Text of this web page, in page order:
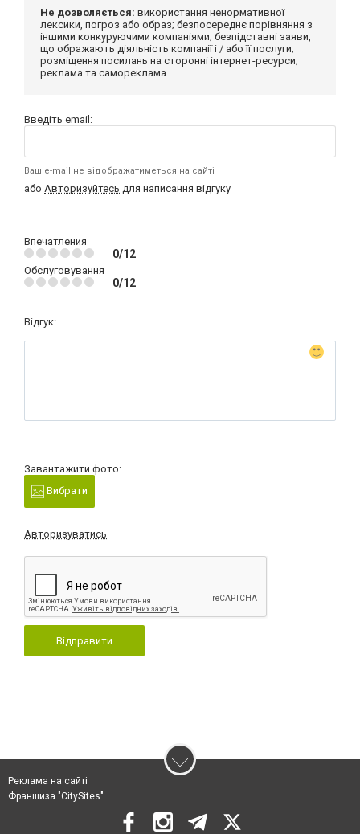
Не дозволяється: використання ненормативної
лексики, погроз або образ; безпосереднє порівняння з
іншими конкуруючими компаніями; безпідставні заяви,
що ображають діяльність компанії і / або її послуги;
розміщення посилань на сторонні інтернет-ресурси;
реклама та самореклама.
Введіть email:
Ваш e-mail не відображатиметься на сайті
або Авторизуйтесь для написання відгуку
Впечатления
0/12
Обслуговування
0/12
Відгук:
Завантажити фото:
Вибрати
Авторизуватись
Відправити
Реклама на сайті
Франшиза "CitySites"